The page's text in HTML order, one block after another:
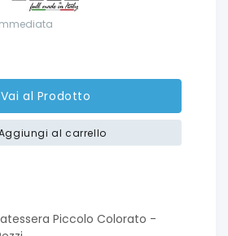
Vai al Prodotto
al carrello
Piccolo Colorato -